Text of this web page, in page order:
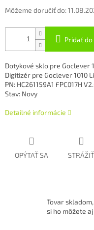
Môžeme doručiť do:
Pridať do
Dotykové sklo pre Goclever
Digitizér pre Goclever 1010
PN: HC261159A1 FPC017H
Stav: Novy
Detailné informácie
OPÝTAŤ SA STRÁŽIŤ
Tovar
si ho môžete